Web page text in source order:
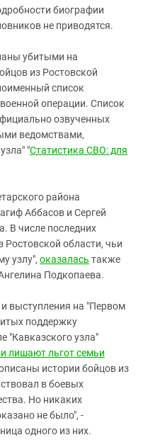
биографии
не приводятся.
убитыми на
из Ростовской
список
операции. Список
озвученных
ведомствами,
"Статистика СВО: для
района
Аббасов и Сергей
В числе последних
области, чьи
узлу", оказалась также
Подкопаева.
выступления на "Первом
поддержку
"Кавказского узла"
лишают льгот семьи
истории бойцов из
в боевых
Но никаких
не было", -
одного из них.